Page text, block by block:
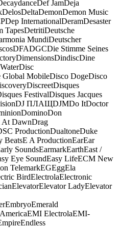
Def JamDeja
DelosDeltaDemonDemon Music
Dep InternationalDeramDesaster
TapesDetritiDeutsche
MundiDeutscher
DFADGCDie Stimme Seines
DimensionsDindiscDine
Disc
Global MobileDisco DogeDisco
DiscreetDisques
FestivalDisques Jacques
DJ ПЛАЩDJMDo ItDoctor
DominoDon
DawnDrag
ProductionDualtoneDuke
BeatsE A ProductionEarEar
SoundsEarmarkEarthEast /
Eye SoundEasy LifeECM New
TelemarkEGEggEla
BirdElectrolaElectronic
ElevatorElevator LadyElevator
EmbryoEmerald
EMI ElectrolaEMI-
Endless